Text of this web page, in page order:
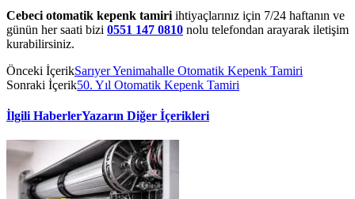
Cebeci otomatik kepenk tamiri ihtiyaçlarınız için 7/24 haftanın ve
günün her saati bizi 0551 147 0810 nolu telefondan arayarak iletişim
kurabilirsiniz.
Önceki İçerikSarıyer Yenimahalle Otomatik Kepenk Tamiri
Sonraki İçerik50. Yıl Otomatik Kepenk Tamiri
İlgili HaberlerYazarın Diğer İçerikleri